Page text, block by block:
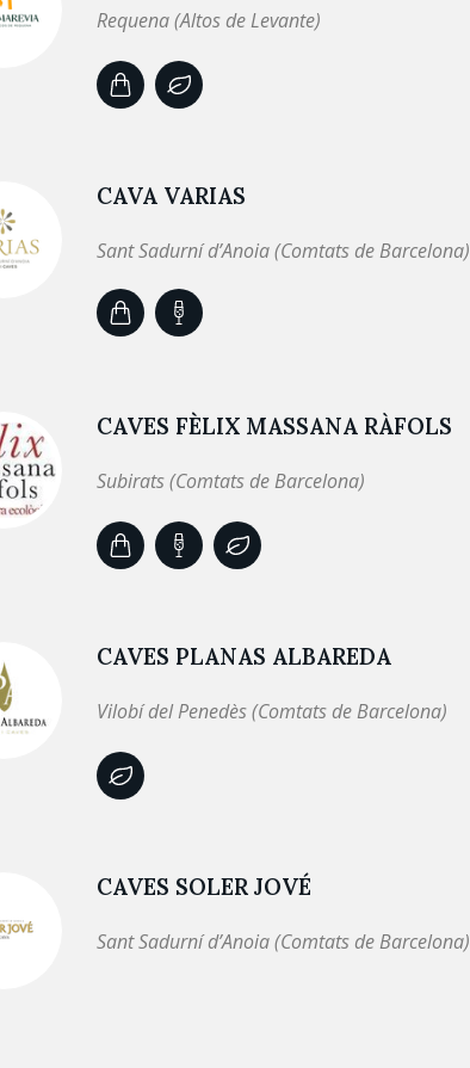
Requena (Altos de Levante)
CAVA VARIAS
Sant Sadurní d’Anoia (Comtats de Barcelona)
CAVES FÈLIX MASSANA RÀFOLS
Subirats (Comtats de Barcelona)
CAVES PLANAS ALBAREDA
Vilobí del Penedès (Comtats de Barcelona)
CAVES SOLER JOVÉ
Sant Sadurní d’Anoia (Comtats de Barcelona)